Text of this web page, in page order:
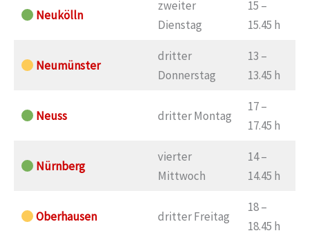
Neukölln
zweiter
Dienstag
15 –
15.45 h
Neumünster
dritter
Donnerstag
13 –
13.45 h
Neuss dritter Montag
17 –
17.45 h
Nürnberg
vierter
Mittwoch
14 –
14.45 h
Oberhausen dritter Freitag
18 –
18.45 h